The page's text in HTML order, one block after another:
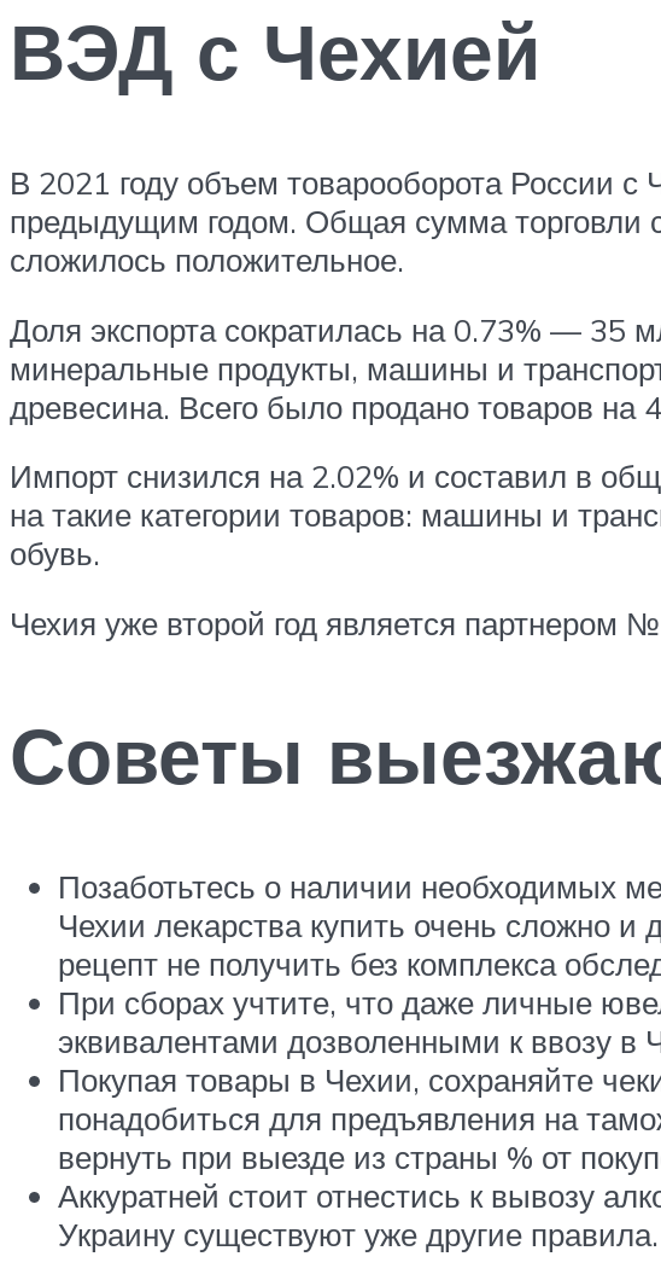
ВЭД с Чехией
В 2021 году объем товарооборота России
предыдущим годом. Общая сумма торговли
сложилось положительное.
Доля экспорта сократилась на 0.73% — 35
минеральные продукты, машины и
древесина. Всего было продано товаров
Импорт снизился на 2.02% и составил в
на такие категории товаров: машины и
обувь.
Чехия уже второй год является партнером
Советы
Позаботьтесь о наличии необходимых
Чехии лекарства купить очень сложно и
рецепт не получить без комплекса
При сборах учтите, что даже личные
эквивалентами дозволенными к ввозу в
Покупая товары в Чехии, сохраняйте
понадобиться для предъявления на
вернуть при выезде из страны % от
Аккуратней стоит отнестись к вывозу
Украину существуют уже другие правила.